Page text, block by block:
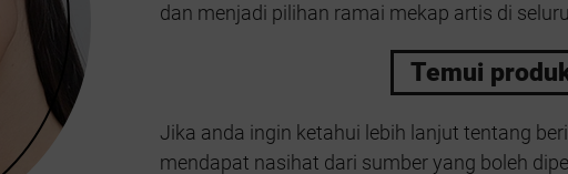
dan menjadi pilihan ramai mekap artis di
Temui
Jika anda ingin ketahui lebih lanjut tentang
mendapat nasihat dari sumber yang boleh